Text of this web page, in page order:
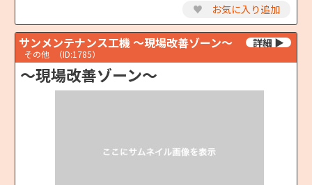
♥ お気に入り追加
サンメンテナンス工機 ～現場改善ゾーン～
その他 （ID:1785）
～現場改善ゾーン～